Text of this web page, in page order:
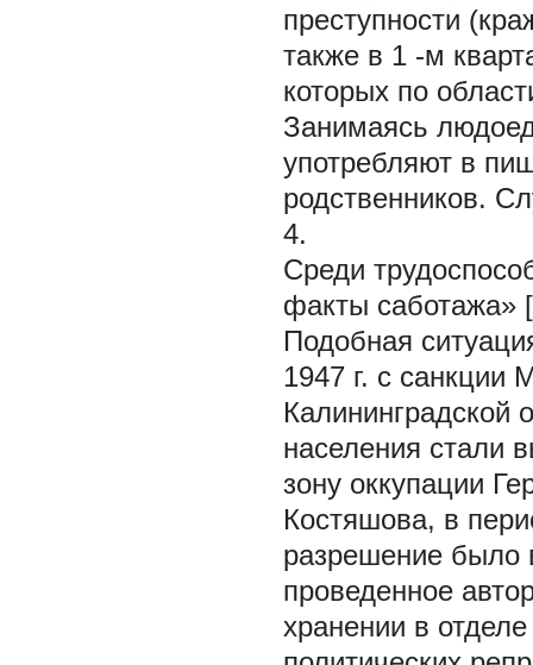
преступности
также в 1 -м
которых по
Занимаясь
употребляют в
родственников.
4.
Среди
факты саботажа»
Подобная
1947 г. с
Калининградской
населения стали
зону оккупации
Костяшова, в
разрешение было
проведенное
хранении в